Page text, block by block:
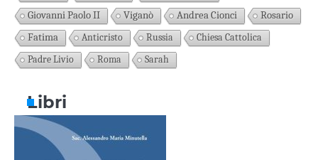
Giovanni Paolo II
Viganò Andrea Cionci
Rosario
Fatima
Anticristo Russia
Chiesa Cattolica
Padre Livio
Roma Sarah
Libri